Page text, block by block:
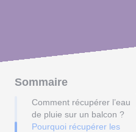
Sommaire
Comment récupérer l’eau
de pluie sur un balcon ?
Pourquoi récupérer les